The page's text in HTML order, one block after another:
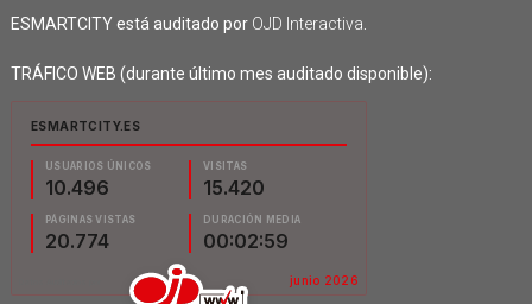
ESMARTCITY está auditado por OJD Interactiva.
TRÁFICO WEB (durante último mes auditado disponible):